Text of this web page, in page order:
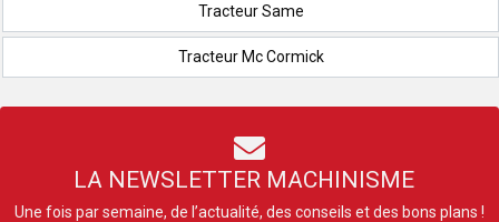
Tracteur Same
Tracteur Mc Cormick
LA NEWSLETTER MACHINISME
Une fois par semaine, de l’actualité, des conseils et des bons plans !